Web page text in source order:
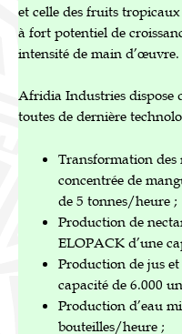
et celle des fruits
à fort potentiel de
intensité de main d’œuvre.
Afridia Industries dispose
toutes de dernière
Transformation des
concentrée de
de 5 tonnes/heure ;
Production de
ELOPACK d’une
Production de jus
capacité de 6.000
Production d’eau
bouteilles/heure ;